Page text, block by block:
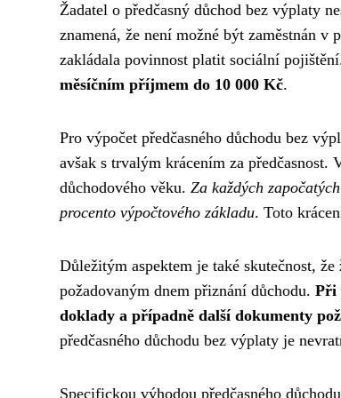
Žadatel o předčasný důchod bez výplaty
znamená, že není možné být zaměstnán
zakládala povinnost platit sociální
měsíčním příjmem do 10 000 Kč.
Pro výpočet předčasného důchodu bez
avšak s trvalým krácením za
důchodového věku. Za každých
procento výpočtového základu. Toto
Důležitým aspektem je také skutečnost,
požadovaným dnem přiznání důchodu. Při
doklady a případně další dokumenty
předčasného důchodu bez výplaty je
Specifickou výhodou předčasného